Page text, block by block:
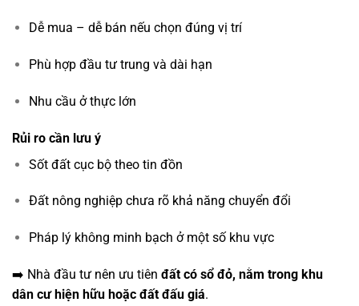
Dễ mua – dễ bán nếu chọn đúng vị trí
Phù hợp đầu tư trung và dài hạn
Nhu cầu ở thực lớn
Rủi ro cần lưu ý
Sốt đất cục bộ theo tin đồn
Đất nông nghiệp chưa rõ khả năng chuyển đổi
Pháp lý không minh bạch ở một số khu vực
➡️ Nhà đầu tư nên ưu tiên đất có sổ đỏ, nằm trong khu
dân cư hiện hữu hoặc đất đấu giá.